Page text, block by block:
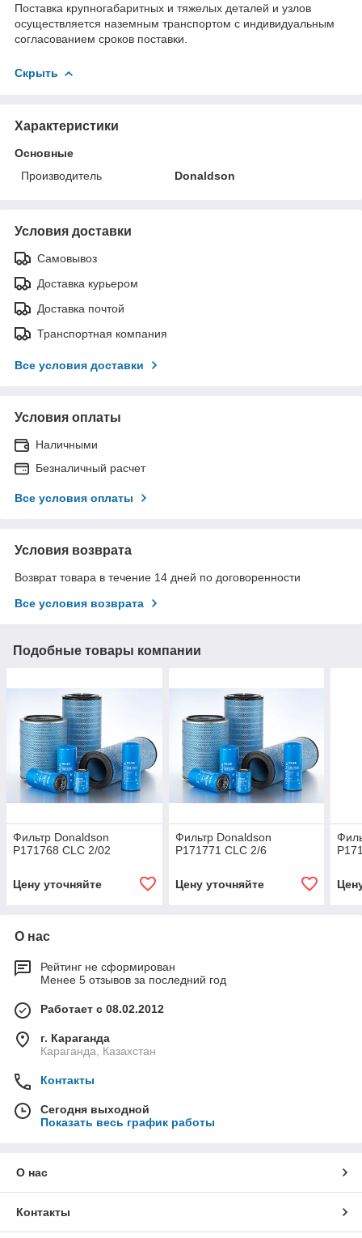
Поставка крупногабаритных и тяжелых деталей и узлов
осуществляется наземным транспортом с индивидуальным
согласованием сроков поставки.
Скрыть
Характеристики
Основные
Производитель
Donaldson
Условия доставки
Самовывоз
Доставка курьером
Доставка почтой
Транспортная компания
Все условия доставки
Условия оплаты
Наличными
Безналичный расчет
Все условия оплаты
Условия возврата
Возврат товара в течение 14 дней по договоренности
Все условия возврата
Подобные товары компании
Фильтр Donaldson
P171768 CLC 2/02
Цену уточняйте
Фильтр Donaldson
P171771 CLC 2/6
Цену уточняйте
О нас
Рейтинг не сформирован
Менее 5 отзывов за последний год
Работает с 08.02.2012
г. Караганда
Караганда, Казахстан
Контакты
Сегодня выходной
Показать весь график работы
О нас
Контакты